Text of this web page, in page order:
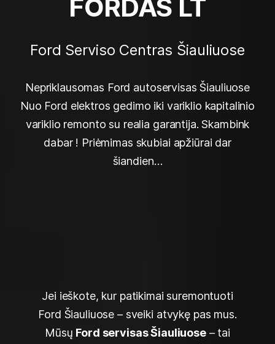
FORDAS LT
Ford Serviso Centras Šiauliuose
Nepriklausomas Ford autoservisas Šiauliuose
Nuo Ford elektros gedimo iki variklio kapitalinio
variklio remonto su realia garantija. Skambink
dabar ! Priėmimas skubiai apžiūrai dar
šiandien…
Jei ieškote, kur patikimai suremontuoti
Ford Šiauliuose – sveiki atvykę pas mus.
Mūsų Ford servisas Šiauliuose– tai